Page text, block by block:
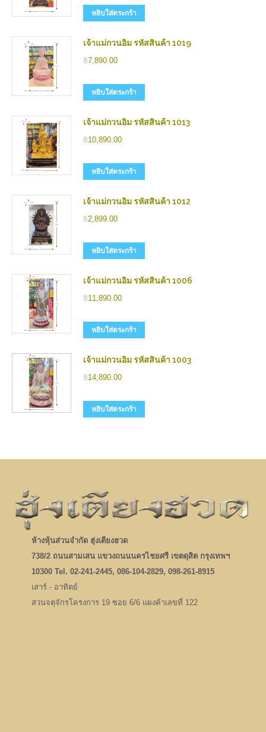
หยิบใส่ตระกร้า
เจ้าแม่กวนอิม รหัสสินค้า 1019
฿7,890.00
หยิบใส่ตระกร้า
เจ้าแม่กวนอิม รหัสสินค้า 1013
฿10,890.00
หยิบใส่ตระกร้า
เจ้าแม่กวนอิม รหัสสินค้า 1012
฿2,899.00
หยิบใส่ตระกร้า
เจ้าแม่กวนอิม รหัสสินค้า 1006
฿11,890.00
หยิบใส่ตระกร้า
เจ้าแม่กวนอิม รหัสสินค้า 1003
฿14,890.00
หยิบใส่ตระกร้า
ห้างหุ้นส่วนจำกัด ฮุ่งเตียงฮวด
738/2 ถนนสามเสน แขวงถนนนครไชยศรี เขตดุสิต กรุงเทพฯ
10300 Tel. 02-241-2445, 086-104-2829, 098-261-8915
เสาร์ - อาทิตย์
สวนจตุจักรโครงการ 19 ซอย 6/6 แผงค้าเลขที่ 122